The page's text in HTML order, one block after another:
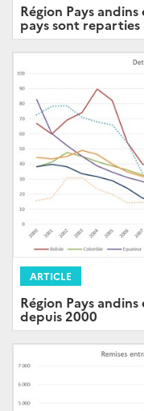
Région Pays
pays sont reparties
ARTICLE
Région Pays
depuis 2000